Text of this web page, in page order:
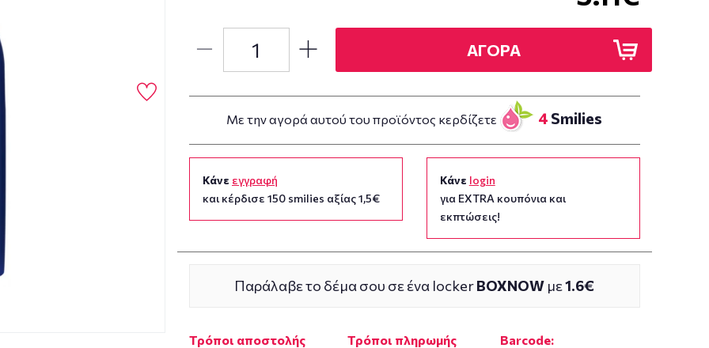
ΑΓΟΡΑ
Με την αγορά αυτού του προϊόντος κερδίζετε 4 Smilies
Κάνε εγγραφή
και κέρδισε 150 smilies αξίας 1,5€
Κάνε login
για EXTRA κουπόνια και
εκπτώσεις!
Παράλαβε το δέμα σου σε ένα lockerBOXNOW με1.6€
Τρόποι αποστολής Τρόποι πληρωμής
Barcode: